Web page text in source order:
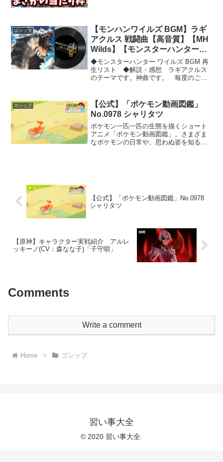
アーカルム...
ゴシップ
【モンハンワイルズ BGM】ラギ
アクルス 戦闘曲【高音質】【MH
Wilds】【モンスターハンターワ
イルズ プレイ動画】
◆モンスターハンター ワイルズ BGM 再
生リスト ◆解説・感想 ラギアクルス
のテーマです。神曲です。 毎度のごと
#BGM #曲 #楽曲 #フル #戦闘 #ラギアク
ルス...
ゴシップ
【公式】「ポケモン動画図鑑」
No.0978 シャリタツ
ポケモン一匹一匹の生態を描くショート
アニメ「ポケモン動画図鑑」。さまざま
なポケモンの日常や、思わぬ姿を知るこ
【公式】「ポケモン動画図鑑」No.0978
シャリタツ
【原神】キャラクター実戦紹介 アルレ
ッキーノ(CV：森なな子)「子守唄」
Comments
Write a comment
Home ゴシップ
習い事大全
© 2020 習い事大全.